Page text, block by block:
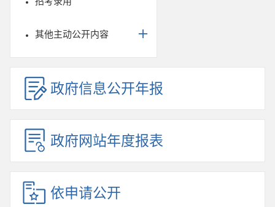
其他主动公开内容
政府信息公开年报
政府网站年度报表
依申请公开